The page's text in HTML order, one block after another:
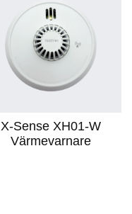
X-Sense XH01-W
Värmevarnare